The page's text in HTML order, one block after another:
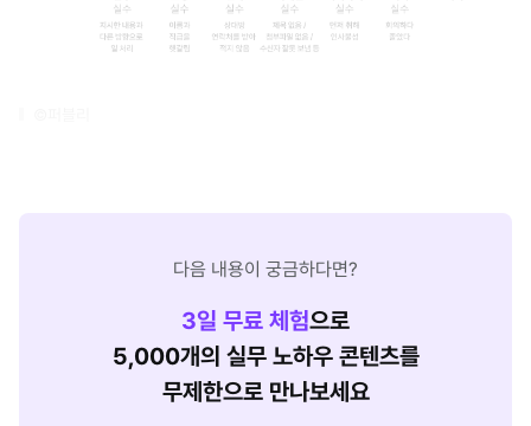
다음 내용이 궁금하다면?
3일 무료 체험으로
5,000개의 실무 노하우 콘텐츠를
무제한으로 만나보세요